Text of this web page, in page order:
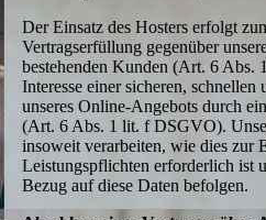
Der Einsatz des Hosters erfolgt
Vertragserfüllung gegenüber
bestehenden Kunden (Art. 6
Interesse einer sicheren,
unseres Online-Angebots durch
(Art. 6 Abs. 1 lit. f DSGVO).
insoweit verarbeiten, wie dies zur
Leistungspflichten erforderlich ist
Bezug auf diese Daten befolgen.